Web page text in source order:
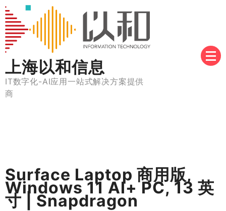
Skip
to
content
上海以和信息
IT数字化-AI应用一站式解决方案提供
商
Surface Laptop 商用版,
Windows 11 AI+ PC, 13 英
寸 | Snapdragon